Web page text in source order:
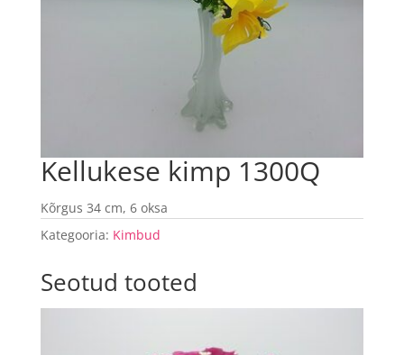
Kellukese kimp 1300Q
Kõrgus 34 cm, 6 oksa
Kategooria: Kimbud
Seotud tooted